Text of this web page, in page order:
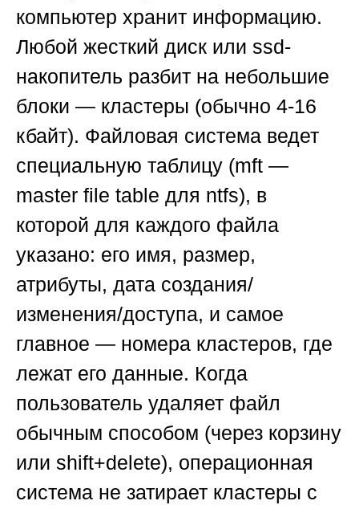
компьютер хранит информацию.
Любой жесткий диск или ssd-
накопитель разбит на небольшие
блоки — кластеры (обычно 4-16
кбайт). Файловая система ведет
специальную таблицу (mft —
master file table для ntfs), в
которой для каждого файла
указано: его имя, размер,
атрибуты, дата создания/
изменения/доступа, и самое
главное — номера кластеров, где
лежат его данные. Когда
пользователь удаляет файл
обычным способом (через корзину
или shift+delete), операционная
система не затирает кластеры с